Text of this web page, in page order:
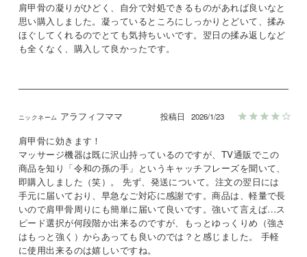
肩甲骨の凝りがひどく、自分で対処できるものがあれば良いなと
思い購入しました。凝っているところにしっかりとどいて、揉み
ほぐしてくれるのでとても気持ちいいです。翌日の揉み返しなど
も全くなく、購入して良かったです。
アラフィフママ 投稿日 2026/1/23
肩甲骨に効きます！
マッサージ機器は既に沢山持っているのですが、TV通販でこの
商品を知り「令和の孫の手」というキャッチフレーズを聞いて、
即購入しました（笑）。 先ず、発送について。注文の翌日には
手元に届いており、早急なご対応に感謝です。商品は、軽量で長
いので肩甲骨周りにも簡単に届いて良いです。強いて言えば…ス
ピード選択が何段階か出来るのですが、もっとゆっくりめ（強さ
はもっと強く）からあっても良いのでは？と感じました。 手軽
に使用出来るのは嬉しいですね。